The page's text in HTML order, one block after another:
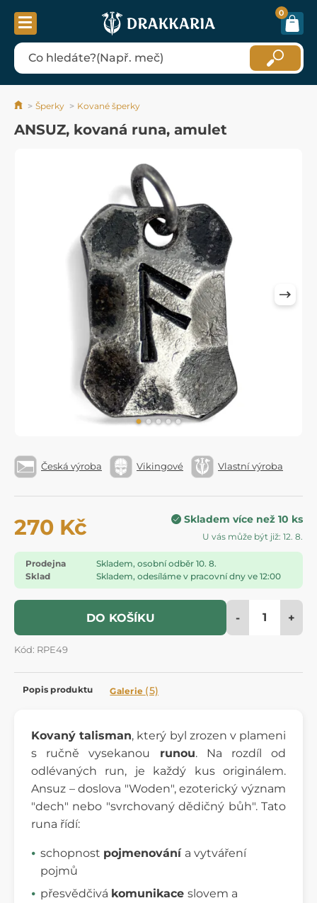
0
Šperky Kované šperky
ANSUZ, kovaná runa, amulet
Česká výroba Vikingové Vlastní výroba
270 Kč Skladem více než 10 ks
U vás může být již: 12. 8.
Prodejna
Skladem, osobní odběr 10. 8.
Sklad
Skladem, odesíláme v pracovní dny ve 12:00
DO KOŠÍKU - +
Kód: RPE49
Popis produktu Galerie (5)
Kovaný talisman, který byl zrozen v plameni
s ručně vysekanou runou. Na rozdíl od
odlévaných run, je každý kus originálem.
Ansuz – doslova "Woden", ezoterický význam
"dech" nebo "svrchovaný dědičný bůh". Tato
runa řídí:
schopnost pojmenování a vytváření
pojmů
přesvědčivá komunikace slovem a